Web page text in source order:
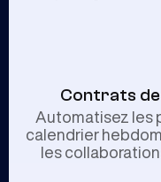
Contrats
Automatisez les
calendrier
les